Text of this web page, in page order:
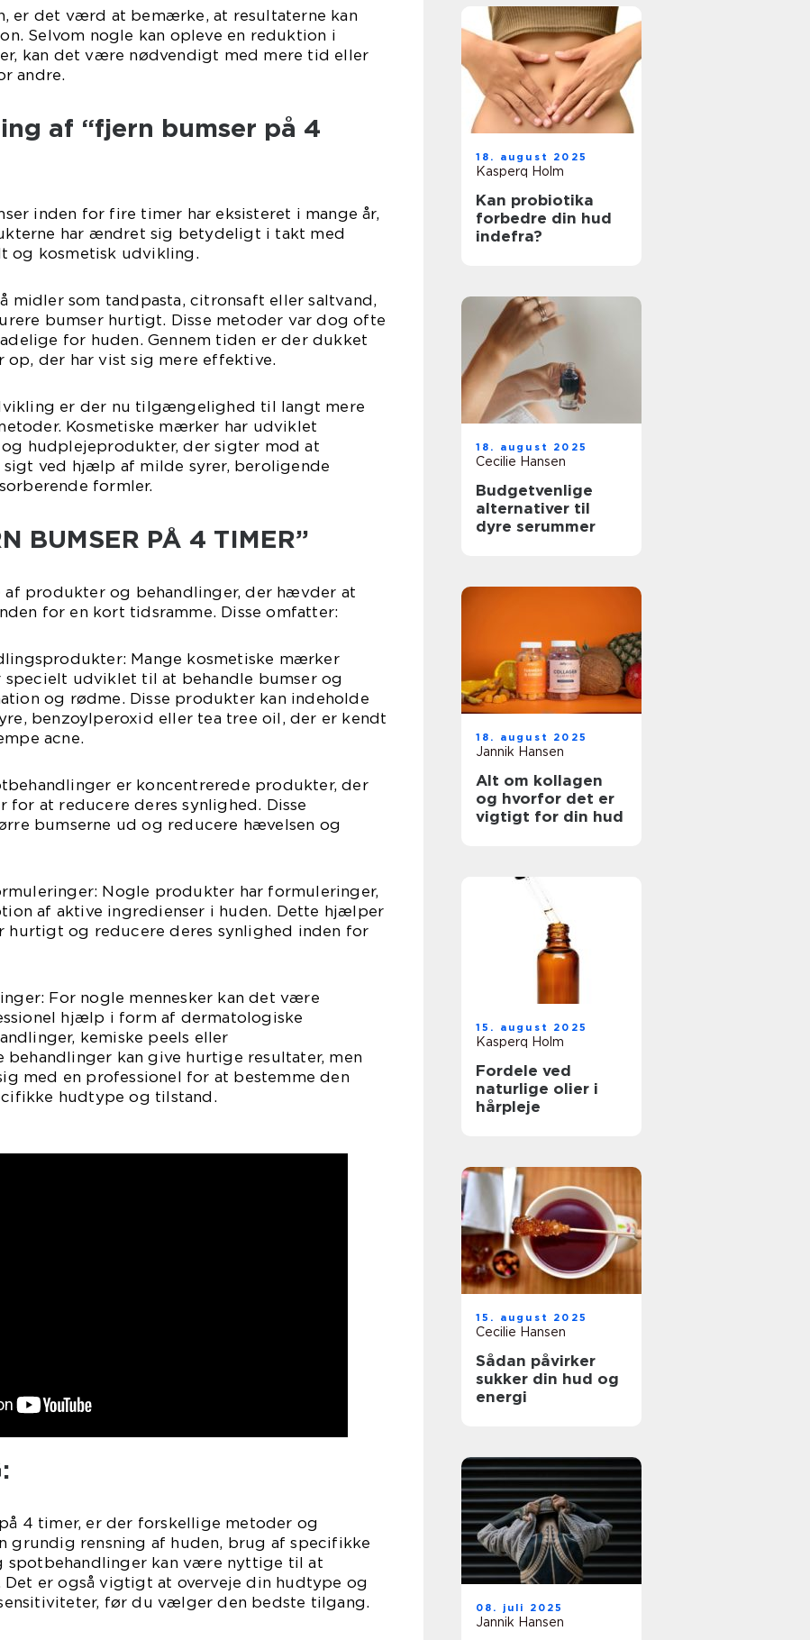
er det værd at bemærke, at resultaterne kan
Selvom nogle kan opleve en reduktion i
kan det være nødvendigt med mere tid eller
andre.
af “fjern bumser på 4
inden for fire timer har eksisteret i mange år,
har ændret sig betydeligt i takt med
og kosmetisk udvikling.
midler som tandpasta, citronsaft eller saltvand,
bumser hurtigt. Disse metoder var dog ofte
for huden. Gennem tiden er der dukket
der har vist sig mere effektive.
er der nu tilgængelighed til langt mere
Kosmetiske mærker har udviklet
hudplejeprodukter, der sigter mod at
sigt ved hjælp af milde syrer, beroligende
formler.
BUMSER PÅ 4 TIMER”
produkter og behandlinger, der hævder at
for en kort tidsramme. Disse omfatter:
Mange kosmetiske mærker
udviklet til at behandle bumser og
og rødme. Disse produkter kan indeholde
benzoylperoxid eller tea tree oil, der er kendt
acne.
er koncentrerede produkter, der
for at reducere deres synlighed. Disse
bumserne ud og reducere hævelsen og
Nogle produkter har formuleringer,
af aktive ingredienser i huden. Dette hjælper
hurtigt og reducere deres synlighed inden for
For nogle mennesker kan det være
hjælp i form af dermatologiske
kemiske peels eller
behandlinger kan give hurtige resultater, men
med en professionel for at bestemme den
hudtype og tilstand.
4 timer, er der forskellige metoder og
grundig rensning af huden, brug af specifikke
spotbehandlinger kan være nyttige til at
er også vigtigt at overveje din hudtype og
før du vælger den bedste tilgang.
18. august 2025
Kasperq Holm
Kan probiotika
forbedre din hud
indefra?
18. august 2025
Cecilie Hansen
Budgetvenlige
alternativer til
dyre serummer
18. august 2025
Jannik Hansen
Alt om kollagen
og hvorfor det er
vigtigt for din hud
15. august 2025
Kasperq Holm
Fordele ved
naturlige olier i
hårpleje
15. august 2025
Cecilie Hansen
Sådan påvirker
sukker din hud og
energi
08. juli 2025
Jannik Hansen